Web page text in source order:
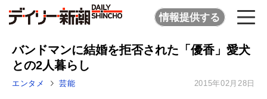
情報提供する
バンドマンに結婚を拒否された「優香」愛犬
との2人暮らし
エンタメ 芸能 2015年02月28日